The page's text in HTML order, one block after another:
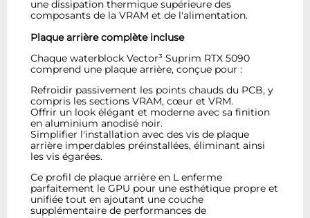
une dissipation thermique supérieure des
composants de la VRAM et de l'alimentation.
Plaque arrière complète incluse
Chaque waterblock Vector³ Suprim RTX 5090
comprend une plaque arrière, conçue pour :
Refroidir passivement les points chauds du PCB, y
compris les sections VRAM, cœur et VRM.
Offrir un look élégant et moderne avec sa finition
en aluminium anodisé noir.
Simplifier l'installation avec des vis de plaque
arrière imperdables préinstallées, éliminant ainsi
les vis égarées.
Ce profil de plaque arrière en L enferme
parfaitement le GPU pour une esthétique propre et
unifiée tout en ajoutant une couche
supplémentaire de performances de